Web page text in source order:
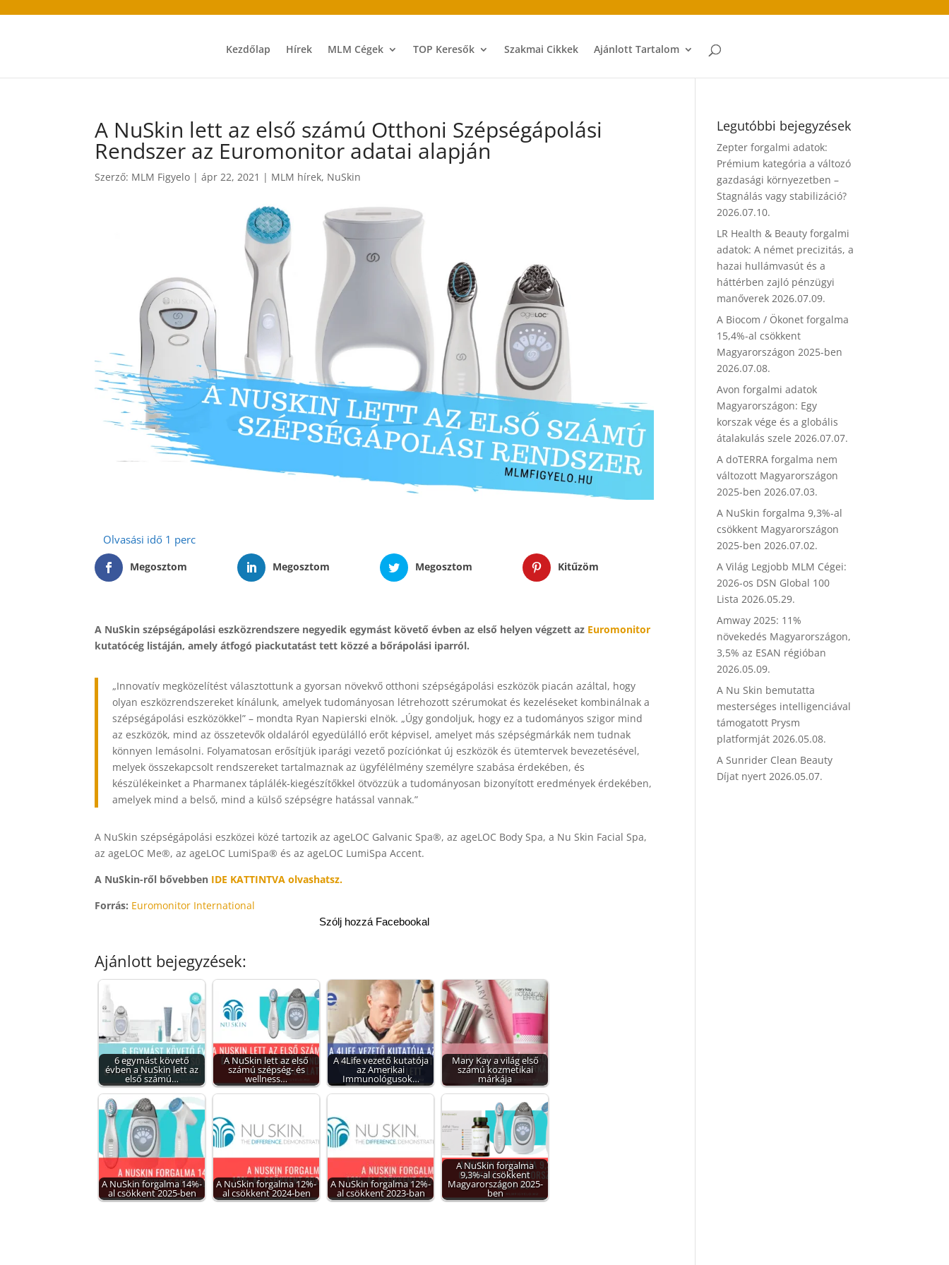
Kezdőlap Hírek MLM Cégek TOP Keresők Szakmai Cikkek Ajánlott Tartalom
A NuSkin lett az első számú Otthoni Szépségápolási
Rendszer az Euromonitor adatai alapján
Szerző: MLM Figyelo |ápr 22, 2021 | MLM hírek, NuSkin
Megosztom Megosztom Megosztom Kitűzöm
A NuSkin szépségápolási eszközrendszere negyedik egymást követő évben az első helyen végzett az Euromonitor
kutatócég listáján, amely átfogó piackutatást tett közzé a bőrápolási iparról.
„Innovatív megközelítést választottunk a gyorsan növekvő otthoni szépségápolási eszközök piacán azáltal, hogy
olyan eszközrendszereket kínálunk, amelyek tudományosan létrehozott szérumokat és kezeléseket kombinálnak a
szépségápolási eszközökkel” – mondta Ryan Napierski elnök. „Úgy gondoljuk, hogy ez a tudományos szigor mind
az eszközök, mind az összetevők oldaláról egyedülálló erőt képvisel, amelyet más szépségmárkák nem tudnak
könnyen lemásolni. Folyamatosan erősítjük iparági vezető pozíciónkat új eszközök és ütemtervek bevezetésével,
melyek összekapcsolt rendszereket tartalmaznak az ügyfélélmény személyre szabása érdekében, és
készülékeinket a Pharmanex táplálék-kiegészítőkkel ötvözzük a tudományosan bizonyított eredmények érdekében,
amelyek mind a belső, mind a külső szépségre hatással vannak.”
A NuSkin szépségápolási eszközei közé tartozik az ageLOC Galvanic Spa®, az ageLOC Body Spa, a Nu Skin Facial Spa,
az ageLOC Me®, az ageLOC LumiSpa® és az ageLOC LumiSpa Accent.
A NuSkin-ről bővebben IDE KATTINTVA olvashatsz.
Forrás: Euromonitor International
Szólj hozzá Facebookal
Ajánlott bejegyzések:
6 egymást követő
évben a NuSkin lett az
első számú…
A NuSkin lett az első
számú szépség- és
wellness…
A 4Life vezető kutatója
az Amerikai
Immunológusok…
Mary Kay a világ első
számú kozmetikai
márkája
A NuSkin forgalma 14%-
al csökkent 2025-ben
A NuSkin forgalma 12%-
al csökkent 2024-ben
A NuSkin forgalma 12%-
al csökkent 2023-ban
A NuSkin forgalma
9,3%-al csökkent
Magyarországon 2025-
ben
Legutóbbi bejegyzések
Zepter forgalmi adatok:
Prémium kategória a változó
gazdasági környezetben –
Stagnálás vagy stabilizáció?
2026.07.10.
LR Health & Beauty forgalmi
adatok: A német precizitás, a
hazai hullámvasút és a
háttérben zajló pénzügyi
manőverek 2026.07.09.
A Biocom / Ökonet forgalma
15,4%-al csökkent
Magyarországon 2025-ben
2026.07.08.
Avon forgalmi adatok
Magyarországon: Egy
korszak vége és a globális
átalakulás szele 2026.07.07.
A doTERRA forgalma nem
változott Magyarországon
2025-ben 2026.07.03.
A NuSkin forgalma 9,3%-al
csökkent Magyarországon
2025-ben 2026.07.02.
A Világ Legjobb MLM Cégei:
2026-os DSN Global 100
Lista 2026.05.29.
Amway 2025: 11%
növekedés Magyarországon,
3,5% az ESAN régióban
2026.05.09.
A Nu Skin bemutatta
mesterséges intelligenciával
támogatott Prysm
platformját 2026.05.08.
A Sunrider Clean Beauty
Díjat nyert 2026.05.07.